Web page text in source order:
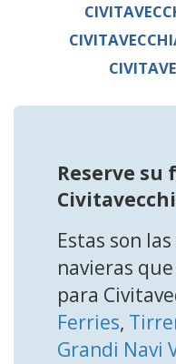
Reserve su
Estas son
navieras
para
Ferries,
Grandi Navi